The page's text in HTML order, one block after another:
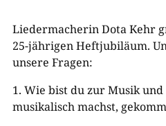
Liedermacherin Dota Kehr
25-jährigen Heftjubiläum.
unsere Fragen:
1. Wie bist duzur Musik und
musikalisch machst,